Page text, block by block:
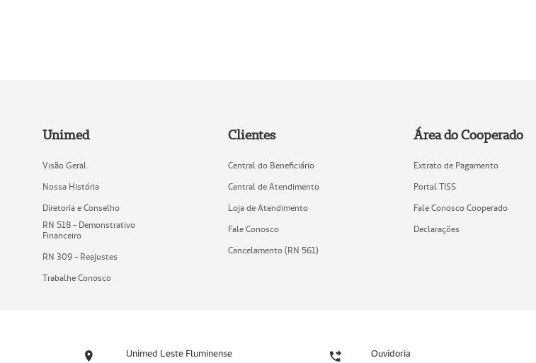
Unimed
Visão Geral
Nossa História
Diretoria e Conselho
RN 518 - Demonstrativo
Financeiro
RN 309 - Reajustes
Trabalhe Conosco
Clientes
Central do Beneficiário
Central de Atendimento
Loja de Atendimento
Fale Conosco
Cancelamento (RN 561)
Área do Cooperado
Extrato de Pagamento
Portal TISS
Fale Conosco Cooperado
Declarações
Unimed Leste Fluminense Ouvidoria